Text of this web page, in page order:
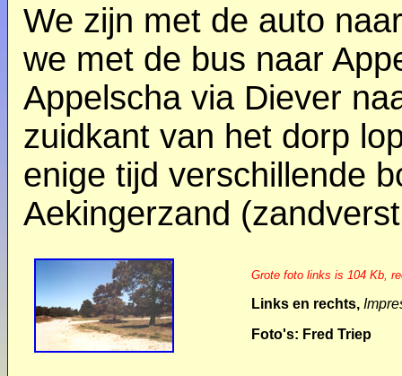
We zijn met de auto
we met de bus naar
Appelscha via Diever
zuidkant van het dorp
enige tijd verschillende
Aekingerzand
Grote foto links is 104 Kb,
Links en rechts,
Foto's: Fred Triep